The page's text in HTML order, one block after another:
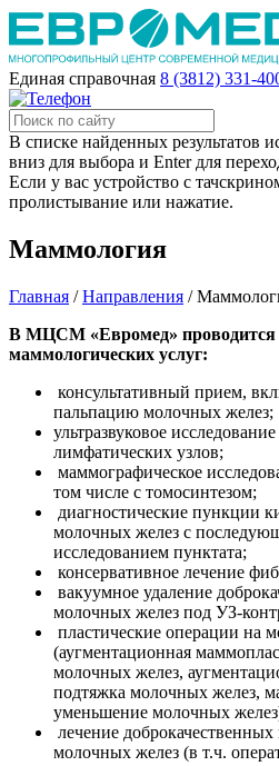
Единая справочная 8 (3812) 331-
В списке найденных результатов
вниз для выбора и Enter для
Если у вас устройство с
пролистывание или нажатие.
Маммология
Главная /Направления /
В МЦСМ «Евромед» проводится
маммологических услуг:
консультативный прием,
пальпацию молочных желез;
ультразвуковое
лимфатических узлов;
маммографическое
том числе с томосинтезом;
диагностические пункции
молочных желез с
исследованием пунктата;
консервативное лечение
вакуумное удаление
молочных желез под УЗ-
пластические операции на
(аугментационная
молочных желез,
подтяжка молочных желез,
уменьшение молочных
лечение
молочных желез (в т.ч.